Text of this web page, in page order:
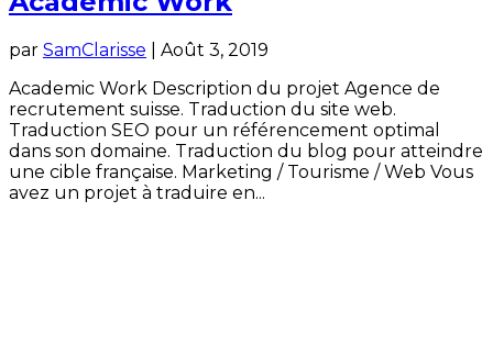
par SamClarisse
Août 3, 2019
Academic Work Description du projet Agence de
recrutement suisse. Traduction du site web.
Traduction SEO pour un référencement optimal
dans son domaine. Traduction du blog pour atteindre
une cible française. Marketing / Tourisme / Web Vous
avez un projet à traduire en...